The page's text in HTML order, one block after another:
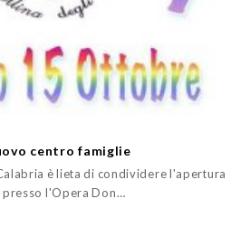
centro famiglie
è lieta di condividere l'apertura
presso l'Opera Don…